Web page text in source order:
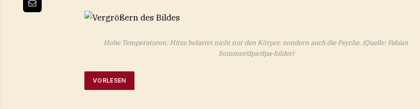
Hohe Temperaturen: Hitze belastet nicht nur den Körper, sondern auch die Psyche. (Quelle: Fabian
Sommer/dpa/dpa-bilder)
VORLESEN